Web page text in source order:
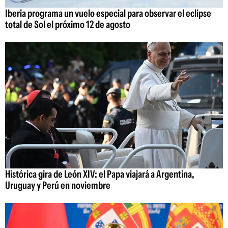
Iberia programa un vuelo especial para observar el eclipse
total de Sol el próximo 12 de agosto
Histórica gira de León XIV: el Papa viajará a Argentina,
Uruguay y Perú en noviembre